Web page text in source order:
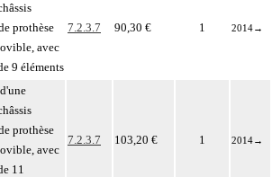
prothèse
avec
9 éléments
7.2.3.7 90,30 € 1 2014→
prothèse
avec
11
7.2.3.7 103,20 € 1 2014→